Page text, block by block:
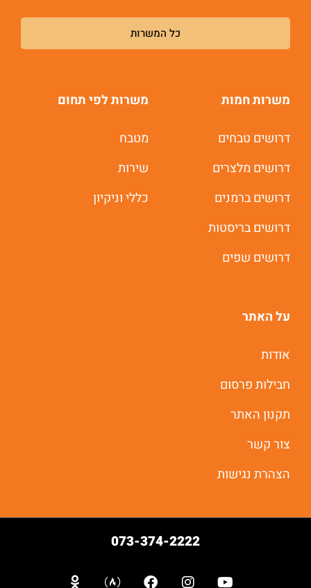
כל המשרות
משרות חמות
דרושים טבחים
דרושים מלצרים
דרושים ברמנים
דרושים בריסטות
דרושים שפים
משרות לפי תחום
מטבח
שירות
כללי וניקיון
על האתר
אודות
חבילות פרסום
תקנון האתר
צור קשר
הצהרת נגישות
073-374-2222